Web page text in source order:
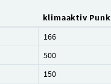
klimaaktiv
166
500
150